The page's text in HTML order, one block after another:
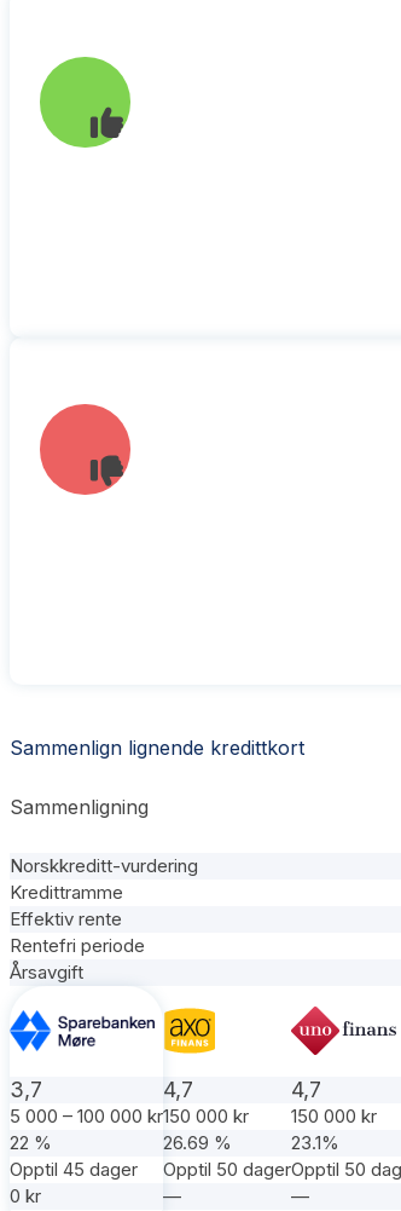
Sammenlign lignende kredittkort
Sammenligning
Norskkreditt-vurdering
Kredittramme
Effektiv rente
Rentefri periode
Årsavgift
3,7
5 000 – 100 000 kr
22 %
Opptil 45 dager
0 kr
4,7
150 000 kr
26.69 %
Opptil 50 dager
—
4,7
150 000 kr
23.1%
Opptil 50
—